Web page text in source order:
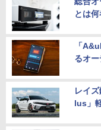
とは何
「
るオ
レイ
lus」